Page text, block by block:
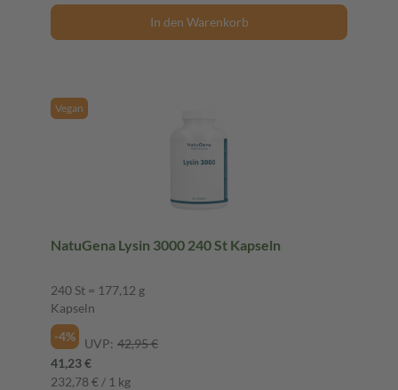
In den Warenkorb
Vegan
NatuGena Lysin 3000 240 St Kapseln
240 St = 177,12 g
Kapseln
-4%
UVP: 42,95 €
41,23 €
232,78 € / 1 kg